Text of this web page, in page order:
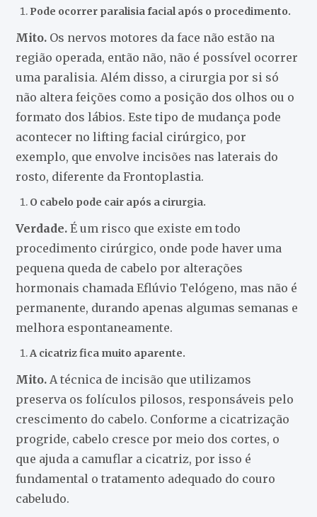
Pode ocorrer paralisia facial após o procedimento.
Mito. Os nervos motores da face não estão na
região operada, então não, não é possível ocorrer
uma paralisia. Além disso, a cirurgia por si só
não altera feições como a posição dos olhos ou o
formato dos lábios. Este tipo de mudança pode
acontecer no lifting facial cirúrgico, por
exemplo, que envolve incisões nas laterais do
rosto, diferente da Frontoplastia.
O cabelo pode cair após a cirurgia.
Verdade.É um risco que existe em todo
procedimento cirúrgico, onde pode haver uma
pequena queda de cabelo por alterações
hormonais chamada Eflúvio Telógeno, mas não é
permanente, durando apenas algumas semanas e
melhora espontaneamente.
A cicatriz fica muito aparente.
Mito. A técnica de incisão que utilizamos
preserva os folículos pilosos, responsáveis pelo
crescimento do cabelo. Conforme a cicatrização
progride, cabelo cresce por meio dos cortes, o
que ajuda a camuflar a cicatriz, por isso é
fundamental o tratamento adequado do couro
cabeludo.